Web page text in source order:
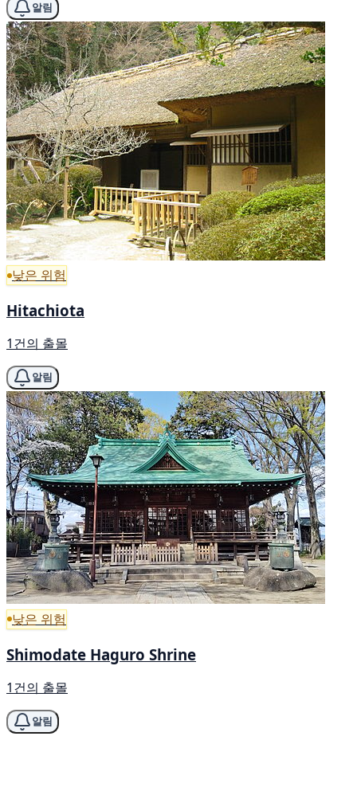
알림
낮은 위험
Hitachiota
1건의 출몰
알림
낮은 위험
Shimodate Haguro Shrine
1건의 출몰
알림